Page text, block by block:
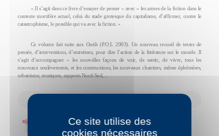
« Il s’agit dans ce livre d’essayer de penser « avec » les armes de la fiction dans le
contexte mortifère actuel, celui du stade grotesque du capitalisme, d’affirmer, contre le
catastrophisme, le possible qui va avec la fiction. »
Ce volume fait suite aux Outils(P.O.L 2003). Un nouveau recueil de textes de
pensée, d’interventions, d’entretiens, pour dire l’action de la littérature sur le monde. Il
s’agit d’accompagner « les nouvelles façons de voir, de sentir, de vivre, tous les
nouveaux soulèvements, et les constructions, les nouveaux chantiers, même éphémères,
urbanisme, musiques, rapports Nord-Sud,...
Feuilleter ce livre en ligne
Ce site utilise des
cookies nécessaires